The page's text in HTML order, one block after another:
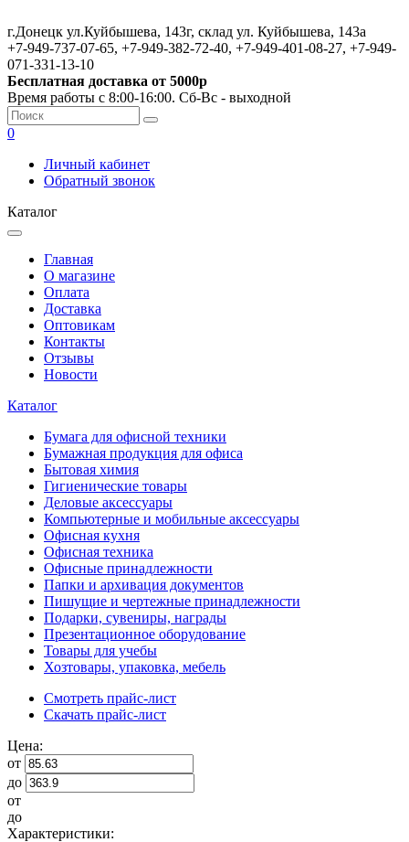
г.Донецк ул.Куйбышева, 143г, склад ул. Куйбышева, 143а
+7-949-737-07-65, +7-949-382-72-40, +7-949-401-08-27, +7-949-
071-331-13-10
Бесплатная доставка от 5000р
Время работы с 8:00-16:00. Сб-Вс - выходной
0
Личный кабинет
Обратный звонок
Каталог
Главная
О магазине
Оплата
Доставка
Оптовикам
Контакты
Отзывы
Новости
Каталог
Бумага для офисной техники
Бумажная продукция для офиса
Бытовая химия
Гигиенические товары
Деловые аксессуары
Компьютерные и мобильные аксессуары
Офисная кухня
Офисная техника
Офисные принадлежности
Папки и архивация документов
Пишущие и чертежные принадлежности
Подарки, сувениры, награды
Презентационное оборудование
Товары для учебы
Хозтовары, упаковка, мебель
Смотреть прайс-лист
Скачать прайс-лист
Цена:
от
до
от
до
Характеристики: